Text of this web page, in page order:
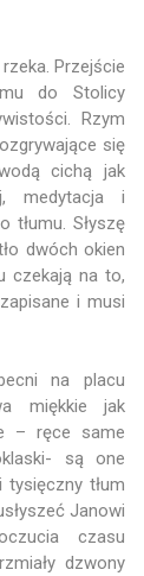
Przejście
do Stolicy
Rzym
się
cichą jak
medytacja i
tłumu. Słyszę
dwóch okien
czekają na to,
i musi
na placu
miękkie jak
– ręce same
są one
tysięczny tłum
Janowi
czasu
dzwony